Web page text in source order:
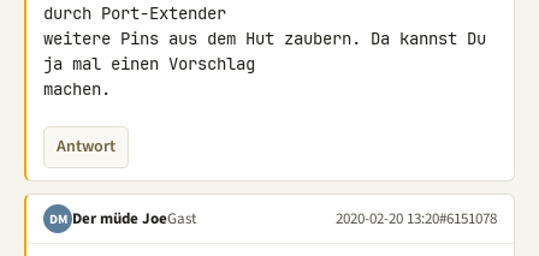
durch Port-Extender
weitere Pins aus dem Hut zaubern. Da kannst Du
ja mal einen Vorschlag
machen.
Antwort
DM Der müde JoeGast 2020-02-20 13:20#6151078